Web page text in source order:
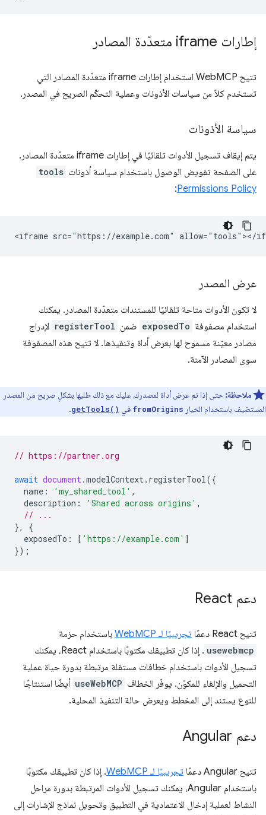
إطارات iframe متعدّدة المصادر
تتيح WebMCP استخدام إطارات iframe متعدّدة المصادر التي
تستخدم كلاً من سياسات الأذونات وعملية التحكّم الصريح في المصدر.
سياسة الأذونات
يتم إيقاف تسجيل الأدوات تلقائيًا في إطارات iframe متعدّدة المصادر.
على الصفحة تفويض الوصول باستخدام سياسة أذونات tools
Permissions Policy
:
عرض المصدر
لا تكون الأدوات متاحة تلقائيًا للمستندات متعدّدة المصادر. يمكنك
استخدام مصفوفة exposedTo ضمن registerTool لإدراج
مصادر معيّنة مسموح لها بعرض أداة وتنفيذها. لا تتيح هذه المصفوفة
سوى المصادر الآمنة.
ملاحظة: حتى إذا تم عرض أداة لمصدرك، عليك مع ذلك طلبها بشكلٍ صريح من المصدر
المستضيف باستخدام الخيار fromOrigins في getTools()
.
// https://partner.org
await document.modelContext. registerTool({
name : 'my_shared_tool' ,
description : 'Shared across origins' ,
// ...
},
{
exposedTo : [ 'https://example.com' ]
});
دعم React
تتيح React دعمًا تجريبيًا لـ WebMCP باستخدام حزمة
usewebmcp
. إذا كان تطبيقك مكتوبًا باستخدام React، يمكنك
تسجيل الأدوات باستخدام خطافات مستقلة مرتبطة بدورة حياة عملية
التحميل والإلغاء للمكوّن. يوفّر الخطاف useWebMCP أيضًا استنتاجًا
للنوع يستند إلى المخطط ويعرض حالة التنفيذ المحلية.
دعم Angular
تتيح Angular دعمًا تجريبيًا لـ WebMCP
. إذا كان تطبيقك مكتوبًا
باستخدام Angular، يمكنك تسجيل الأدوات المرتبطة بدورة مراحل
النشاط لعملية إدخال الاعتمادية في التطبيق وتحويل نماذج الإشارات إلى